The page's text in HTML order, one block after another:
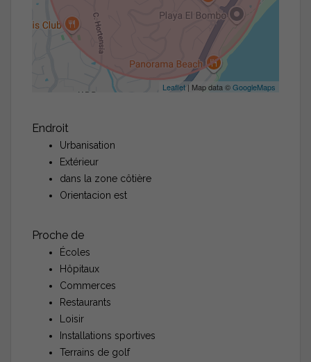
Leaflet | Map data ©GoogleMaps
Endroit
Urbanisation
Extérieur
dans la zone côtière
Orientacion est
Proche de
Écoles
Hôpitaux
Commerces
Restaurants
Loisir
Installations sportives
Terrains de golf